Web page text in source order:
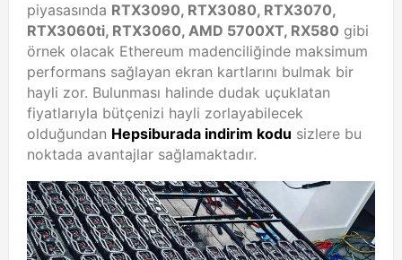
piyasasında RTX3090, RTX3080, RTX3070,
RTX3060ti, RTX3060, AMD 5700XT, RX580 gibi
örnek olacak Ethereum madenciliğinde maksimum
performans sağlayan ekran kartlarını bulmak bir
hayli zor. Bulunması halinde dudak uçuklatan
fiyatlarıyla bütçenizi hayli zorlayabilecek
olduğundan Hepsiburada indirim kodu sizlere bu
noktada avantajlar sağlamaktadır.